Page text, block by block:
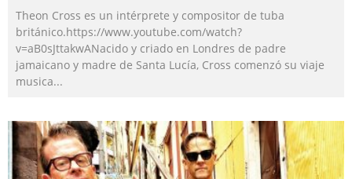
Theon Cross es un intérprete y compositor de tuba
británico.https://www.youtube.com/watch?
v=aB0sJttakwANacido y criado en Londres de padre
jamaicano y madre de Santa Lucía, Cross comenzó su viaje
musica...